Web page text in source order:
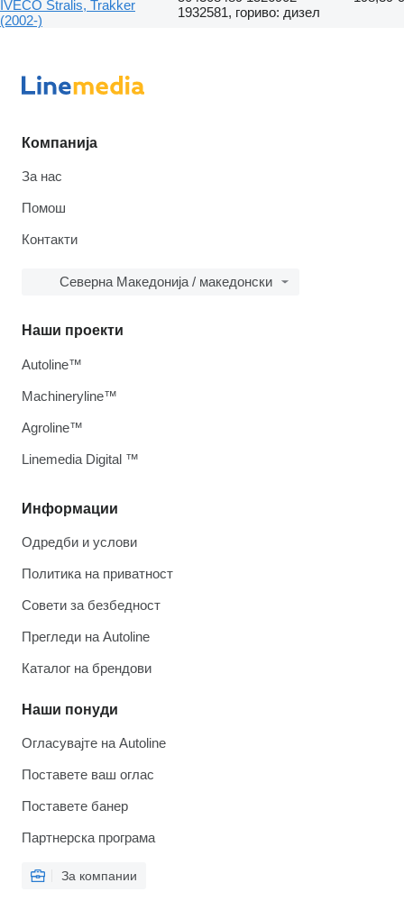
IVECO Stralis, Trakker
(2002-)
1932581, гориво: дизел
Компанија
За нас
Помош
Контакти
Северна Македонија / македонски
Информации
Одредби и услови
Политика на приватност
Совети за безбедност
Прегледи на Autoline
Каталог на брендови
Наши понуди
Огласувајте на Autoline
Поставете ваш оглас
Поставете банер
Партнерска програма
За компании
Наши проекти
Autoline™
Machineryline™
Agroline™
Linemedia Digital ™